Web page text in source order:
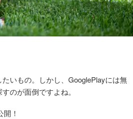
いもの。しかし、GooglePlayには無
のが面倒ですよね。
開！